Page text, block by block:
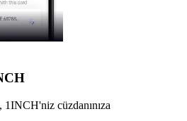
1INCH'niz cüzdanınıza